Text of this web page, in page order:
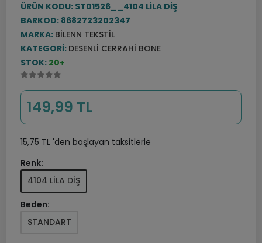
ÜRÜN KODU: ST01526__4104 LİLA DİŞ
BARKOD: 8682723202347
MARKA: BILENN TEKSTIL
KATEGORI: DESENLI CERRAHI BONE
STOK: 20+
149,99 TL
15,75 TL 'den başlayan taksitlerle
Renk:
4104 LİLA DİŞ
Beden:
STANDART